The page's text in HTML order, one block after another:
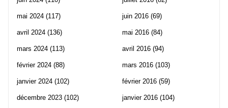
mai 2024 (117)
avril 2024 (136)
mars 2024 (113)
février 2024 (88)
janvier 2024 (102)
décembre 2023 (102)
juin 2016 (69)
mai 2016 (84)
avril 2016 (94)
mars 2016 (103)
février 2016 (59)
janvier 2016 (104)